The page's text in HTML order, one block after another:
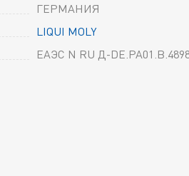
ГЕРМАНИЯ
LIQUI MOLY
ЕАЭС N RU Д-